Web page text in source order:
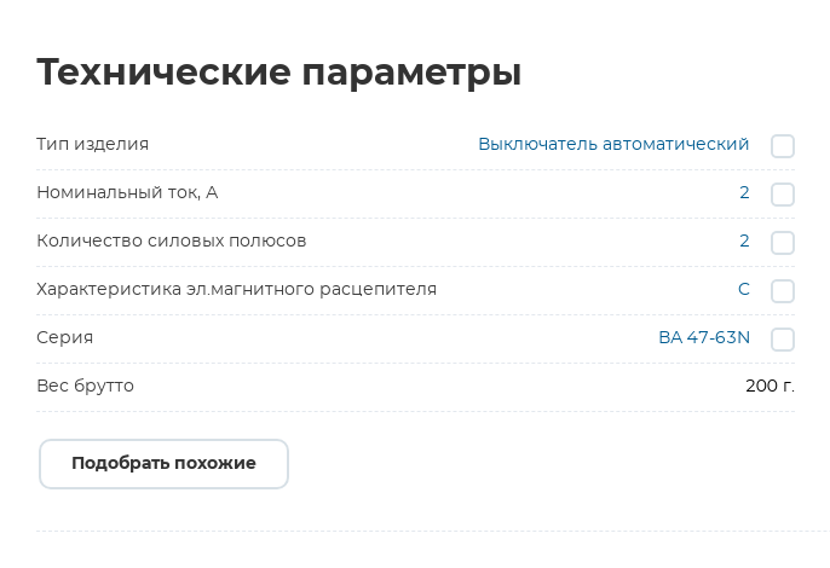
Технические параметры
Тип изделия Выключатель автоматический
Номинальный ток, А 2
Количество силовых полюсов 2
Характеристика эл.магнитного расцепителя C
Серия ВА 47-63N
Вес брутто 200 г.
Подобрать похожие